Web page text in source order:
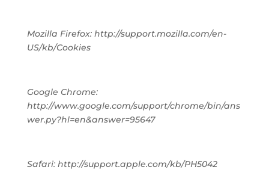
Mozilla Firefox: http://support.mozilla.com/en-
US/kb/Cookies
Google Chrome:
http://www.google.com/support/chrome/bin/ans
wer.py?hl=en&answer=95647
Safari: http://support.apple.com/kb/PH5042